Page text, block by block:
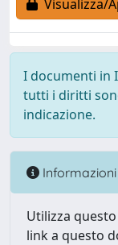
Visualizza/
I documenti in
tutti i diritti
indicazione.
Informazioni
Utilizza
link a questo